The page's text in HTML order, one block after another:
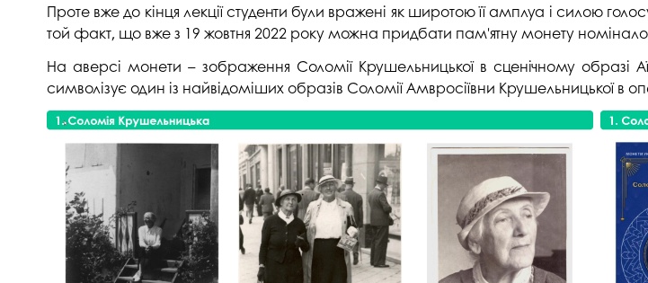
Проте вже до кінця лекції студенти були вражені як широтою її амплуа і силою
той факт, що вже з 19 жовтня 2022 року можна придбати пам'ятну монету
На аверсі монети – зображення Соломії Крушельницької в сценічному образі
символізує один із найвідоміших образів Соломії Амвросіївни Крушельницької в